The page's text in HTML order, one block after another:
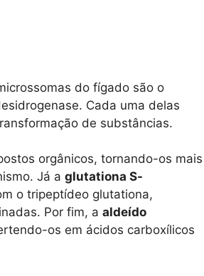
do fígado são o
Cada uma delas
de substâncias.
orgânicos, tornando-os mais
Já a glutationa S-
o tripeptídeo glutationa,
Por fim, a aldeído
os em ácidos carboxílicos